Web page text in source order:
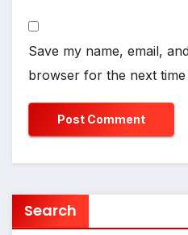
Save my name, email,
browser for the next
Search